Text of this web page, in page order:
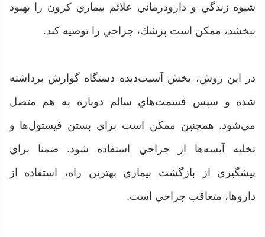
شيوه زندگي و دارودرماني علائم بيماري كرون را بهبود
نبخشد،‌ ممكن است پزشك، جراحي را توصيه كند.
در اين روش، بخش آسيب‌ديده دستگاه گوارش برداشته
شده و سپس قسمت‌هاي سالم دوباره به هم متصل
مي‌شود. همچنين ممكن است براي بستن فيستول‌ها و
تخليه آبسه‌ها از جراحي استفاده شود. ضمنا براي
پيشگيري از بازگشت بيماري بهترين راه، استفاده از
داروها، متعاقب جراحي است.